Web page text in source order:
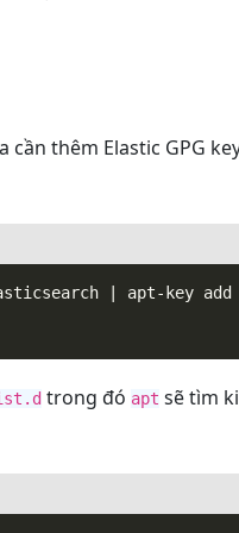
thêm Elastic GPG
trong đó apt sẽ tìm